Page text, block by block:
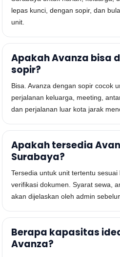
lepas kunci, dengan sopir, dan
unit.
Apakah Avanza bisa
sopir?
Bisa. Avanza dengan sopir cocok
perjalanan keluarga, meeting,
dan perjalanan luar kota jarak
Apakah tersedia
Surabaya?
Tersedia untuk unit tertentu
verifikasi dokumen. Syarat sewa,
akan dijelaskan oleh admin
Berapa kapasitas
Avanza?